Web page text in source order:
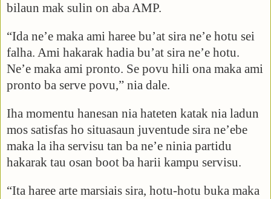
bilaun mak sulin on aba AMP.
“Ida ne’e maka ami haree bu’at sira ne’e hotu sei
falha. Ami hakarak hadia bu’at sira ne’e hotu.
Ne’e maka ami pronto. Se povu hili ona maka ami
pronto ba serve povu,” nia dale.
Iha momentu hanesan nia hateten katak nia ladun
mos satisfas ho situasaun juventude sira ne’ebe
maka la iha servisu tan ba ne’e ninia partidu
hakarak tau osan boot ba harii kampu servisu.
“Ita haree arte marsiais sira, hotu-hotu buka maka